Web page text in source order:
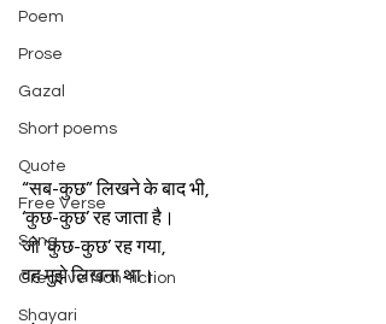
Poem
Prose
Gazal
Short poems
Quote
Free Verse
Song
Creative Non-fiction
Shayari
“सब-कुछ” लिखने के बाद भी,
‘कुछ-कुछ’ रह जाता है।
जो ‘कुछ-कुछ’ रह गया,
वह मुझे लिखना था।